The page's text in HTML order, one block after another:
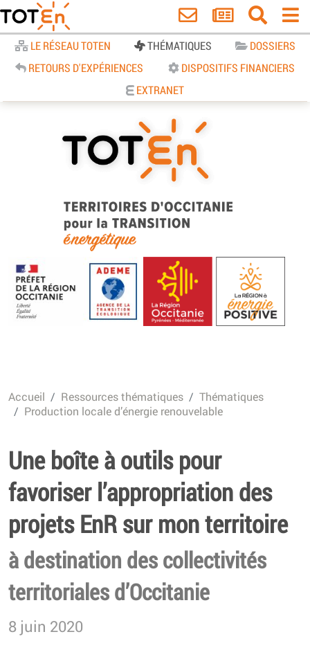
LE RÉSEAU TOTEN THÉMATIQUES
DOSSIERS
RETOURS D'EXPÉRIENCES
DISPOSITIFS FINANCIERS
EXTRANET
TOTEn Occitanie | Territoires
d’Occitanie pour la Transition
Energétique
Accueil Ressources thématiques
Thématiques
Production locale d’énergie renouvelable
Une boîte à outils pour
favoriser l’appropriation des
projets EnR sur mon territoire
à destination des collectivités
territoriales d’Occitanie
8 juin 2020